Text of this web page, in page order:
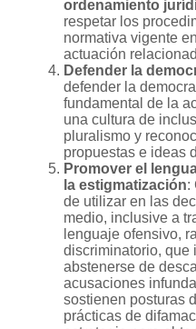
ordenamiento
respetar los
normativa vigente
actuación
Defender la
defender la
fundamental de la
una cultura de
pluralismo y
propuestas e ideas
Promover el
la estigmatización:
de utilizar en las
medio, inclusive a
lenguaje ofensivo,
discriminatorio, que
abstenerse de
acusaciones
sostienen posturas
prácticas de